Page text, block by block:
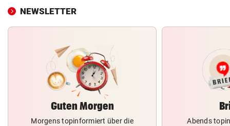
NEWSLETTER
Guten Morgen
Morgens topinformiert über die
Abends